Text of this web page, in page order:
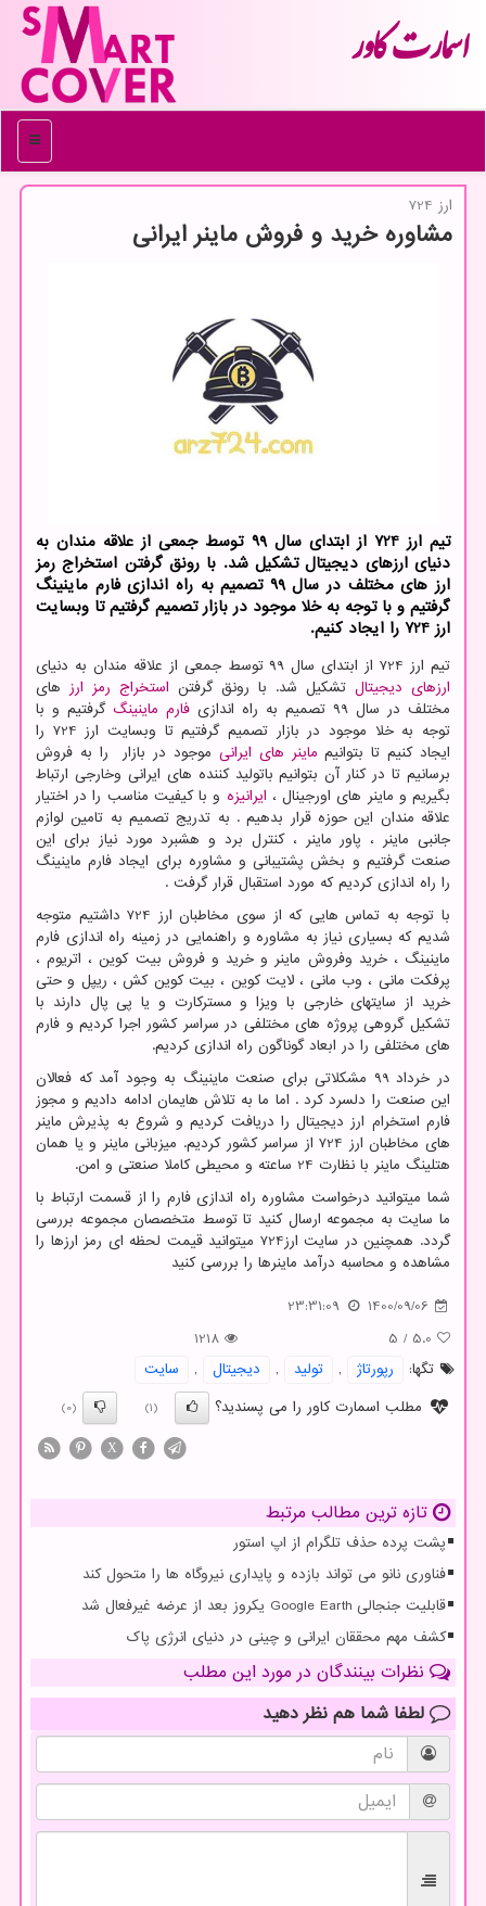
اسمارت كاور
منو
ارز 724
مشاوره خرید و فروش ماینر ایرانی
تیم ارز 724 از ابتدای سال ۹9 توسط جمعی از علاقه مندان به
دنیای ارزهای دیجیتال تشکیل شد. با رونق گرفتن استخراج رمز
ارز های مختلف در سال ۹9 تصمیم به راه اندازی فارم ماینینگ
گرفتیم و با توجه به خلا موجود در بازار تصمیم گرفتیم تا وبسایت
ارز 724 را ایجاد کنیم.
تیم ارز 724 از ابتدای سال ۹9 توسط جمعی از علاقه مندان به دنیای
ارزهای دیجیتال تشکیل شد. با رونق گرفتن استخراج رمز ارز های
مختلف در سال ۹9 تصمیم به راه اندازی
فارم ماینینگ گرفتیم و با
توجه به خلا موجود در بازار تصمیم گرفتیم تا وبسایت ارز 724 را
ایجاد کنیم تا بتوانیم ماینر های ایرانی موجود در بازار را به فروش
برسانیم تا در کنار آن بتوانیم باتولید کننده های ایرانی وخارجی ارتباط
بگیریم و ماینر های اورجینال ، ایرانیزه و با کیفیت مناسب را در اختیار
علاقه مندان این حوزه قرار بدهیم . به تدریج تصمیم به تامین لوازم
جانبی ماینر ، پاور ماینر ، کنترل برد و هشبرد مورد نیاز برای این
صنعت گرفتیم و بخش پشتیبانی و مشاوره برای ایجاد فارم ماینینگ
را راه اندازی کردیم که مورد استقبال قرار گرفت .
با توجه به تماس هایی که از سوی مخاطبان ارز 724 داشتیم متوجه
شدیم که بسیاری نیاز به مشاوره و راهنمایی در زمینه راه اندازی فارم
ماینینگ ، خرید وفروش ماینر و خرید و فروش بیت کوین ، اتریوم ،
پرفکت مانی ، وب مانی ، لایت کوین ، بیت کوین کش ، ریپل و حتی
خرید از سایتهای خارجی با ویزا و مسترکارت و یا پی پال دارند با
تشکیل گروهی پروژه های مختلفی در سراسر کشور اجرا کردیم و فارم
های مختلفی را در ابعاد گوناگون راه اندازی کردیم.
در خرداد ۹9 مشکلاتی برای صنعت ماینینگ به وجود آمد که فعالان
این صنعت را دلسرد کرد . اما ما به تلاش هایمان ادامه دادیم و مجوز
فارم استخرام ارز دیجیتال را دریافت کردیم و شروع به پذیرش ماینر
های مخاطبان ارز 724 از سراسر کشور کردیم. میزبانی ماینر و یا همان
هتلینگ ماینر با نظارت 24 ساعته و محیطی کاملا صنعتی و امن.
شما میتوانید درخواست مشاوره راه اندازی فارم را از قسمت ارتباط با
ما سایت به مجموعه ارسال کنید تا توسط متخصصان مجموعه بررسی
گردد. همچنین در سایت ارز724 میتوانید قیمت لحظه ای رمز ارزها
را
مشاهده و محاسبه درآمد ماینرها را بررسی کنید
1400/09/06
23:31:09
5.0
/
5
1218
تگها:
رپورتاژ , تولید , دیجیتال ,
سایت
مطلب اسمارت کاور را می پسندید؟
(1)
(0)
X
تازه ترین مطالب مرتبط
پشت پرده حذف تلگرام از اپ استور
فناوری نانو می تواند بازده و پایداری نیروگاه ها را متحول کند
قابلیت جنجالی Google Earth یکروز بعد از عرضه غیرفعال شد
کشف مهم محققان ایرانی و چینی در دنیای انرژی پاک
نظرات بینندگان در مورد این مطلب
لطفا شما هم نظر دهید